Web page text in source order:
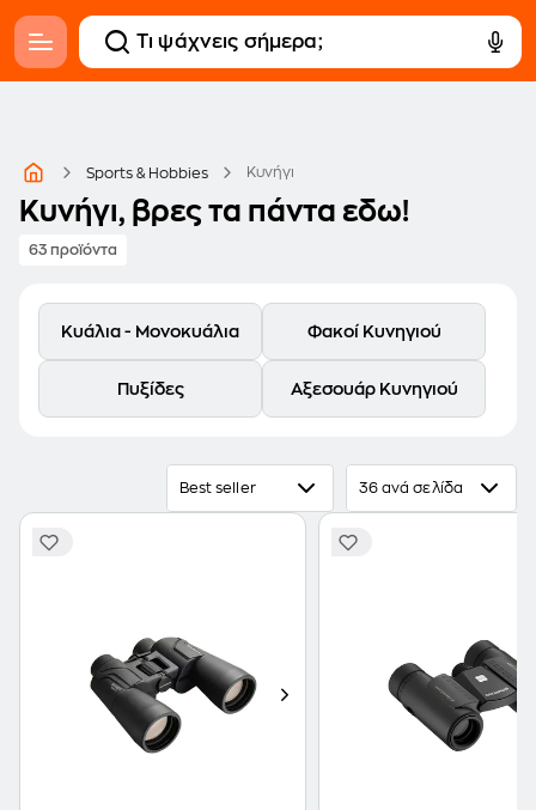
Sports & Hobbies Κυνήγι
Κυνήγι, βρες τα πάντα εδω!
63 προϊόντα
Κυάλια - Μονοκυάλια Φακοί Κυνηγιού
Πυξίδες Αξεσουάρ Κυνηγιού
Best seller 36 ανά σελίδα